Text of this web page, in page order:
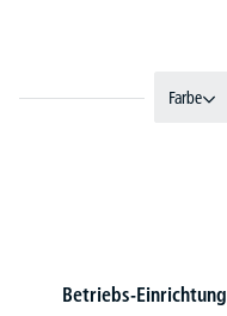
Farbe
Betriebs-Einrichtung